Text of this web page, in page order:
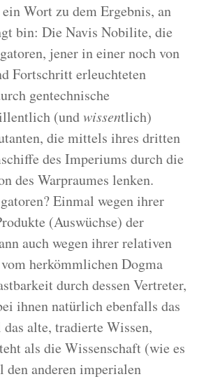
Wort zu dem Ergebnis, an
bin: Die Navis Nobilite, die
jener in einer noch von
Fortschritt erleuchteten
gentechnische
(undwissentlich)
die mittels ihres dritten
des Imperiums durch die
des Warpraumes lenken.
Einmal wegen ihrer
(Auswüchse) der
auch wegen ihrer relativen
herkömmlichen Dogma
durch dessen Vertreter,
ihnen natürlich ebenfalls das
alte, tradierte Wissen,
als die Wissenschaft (wie es
den anderen imperialen